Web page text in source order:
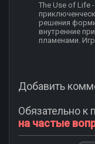
The Use of Life
решения
внутренние
пламенами.
Добавить
Обязательно к
на частые